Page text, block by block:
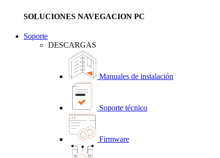
SOLUCIONES NAVEGACION PC
Soporte
DESCARGAS
Manuales de instalación
Soporte técnico
Firmware